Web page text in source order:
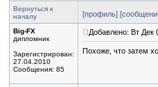
Вернуться к
началу
[профиль]
Big-FX
дипломник
Зарегистрирован:
27.04.2010
Сообщения: 85
Добавлено: Вт Дек
Похоже, что затем